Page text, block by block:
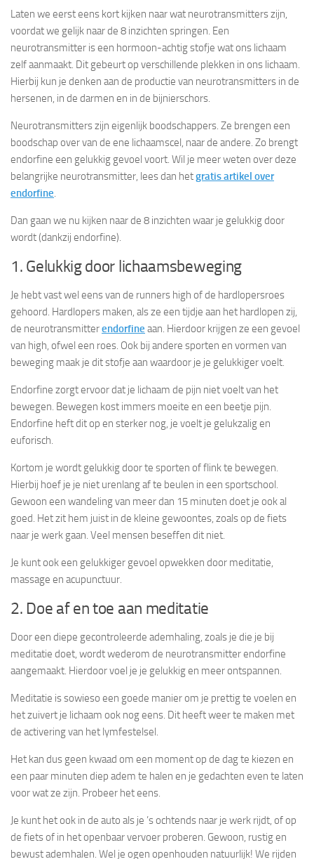
Laten we eerst eens kort kijken naar wat neurotransmitters zijn,
voordat we gelijk naar de 8 inzichten springen. Een
neurotransmitter is een hormoon-achtig stofje wat ons lichaam
zelf aanmaakt. Dit gebeurt op verschillende plekken in ons lichaam.
Hierbij kun je denken aan de productie van neurotransmitters in de
hersenen, in de darmen en in de bijnierschors.
Neurotransmitters zijn eigenlijk boodschappers. Ze brengen een
boodschap over van de ene lichaamscel, naar de andere. Zo brengt
endorfine een gelukkig gevoel voort. Wil je meer weten over deze
belangrijke neurotransmitter, lees dan hetgratis artikel over
endorfine.
Dan gaan we nu kijken naar de 8 inzichten waar je gelukkig door
wordt (dankzij endorfine).
1. Gelukkig door lichaamsbeweging
Je hebt vast wel eens van de runners high of de hardlopersroes
gehoord. Hardlopers maken, als ze een tijdje aan het hardlopen zij,
de neurotransmitterendorfine aan. Hierdoor krijgen ze een gevoel
van high, ofwel een roes. Ook bij andere sporten en vormen van
beweging maak je dit stofje aan waardoor je je gelukkiger voelt.
Endorfine zorgt ervoor dat je lichaam de pijn niet voelt van het
bewegen. Bewegen kost immers moeite en een beetje pijn.
Endorfine heft dit op en sterker nog, je voelt je gelukzalig en
euforisch.
Kortom je wordt gelukkig door te sporten of flink te bewegen.
Hierbij hoef je je niet urenlang af te beulen in een sportschool.
Gewoon een wandeling van meer dan 15 minuten doet je ook al
goed. Het zit hem juist in de kleine gewoontes, zoals op de fiets
naar je werk gaan. Veel mensen beseffen dit niet.
Je kunt ook een gelukkiger gevoel opwekken door meditatie,
massage en acupunctuur.
2. Doe af en toe aan meditatie
Door een diepe gecontroleerde ademhaling, zoals je die je bij
meditatie doet, wordt wederom de neurotransmitter endorfine
aangemaakt. Hierdoor voel je je gelukkig en meer ontspannen.
Meditatie is sowieso een goede manier om je prettig te voelen en
het zuivert je lichaam ook nog eens. Dit heeft weer te maken met
de activering van het lymfestelsel.
Het kan dus geen kwaad om een moment op de dag te kiezen en
een paar minuten diep adem te halen en je gedachten even te laten
voor wat ze zijn. Probeer het eens.
Je kunt het ook in de auto als je ’s ochtends naar je werk rijdt, of op
de fiets of in het openbaar vervoer proberen. Gewoon, rustig en
bewust ademhalen. Wel je ogen openhouden natuurlijk! We rijden